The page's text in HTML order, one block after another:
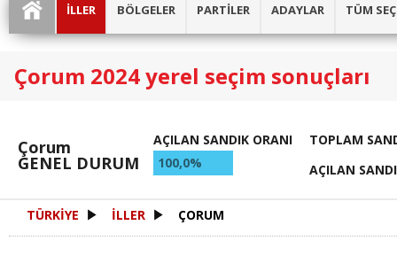
İLLER BÖLGELER PARTİLER ADAYLAR TÜM
Çorum 2024 yerel seçim sonuçları
Çorum
GENEL DURUM
AÇILAN SANDIK ORANI
100,0%
TOPLAM
AÇILAN
TÜRKİYE İLLER ÇORUM